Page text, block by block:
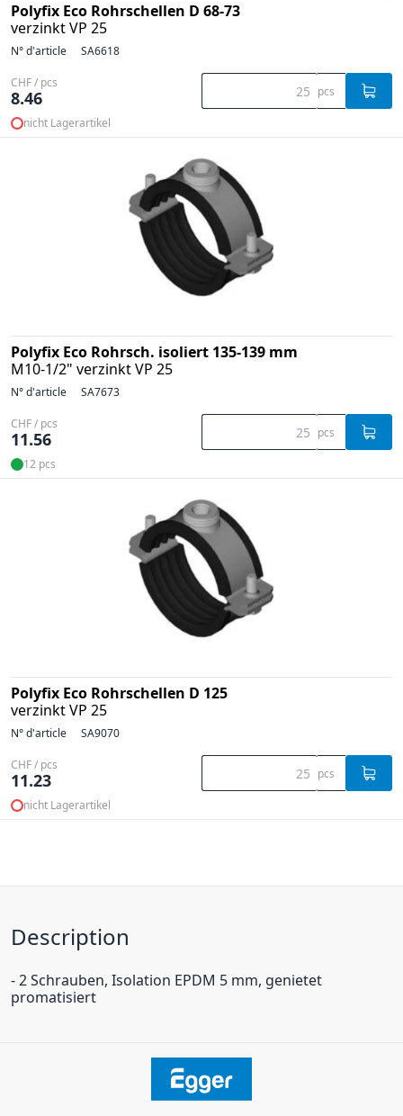
Polyfix Eco Rohrschellen D 68-73
verzinkt VP 25
N° d'article SA6618
CHF / pcs
8.46 pcs
nicht Lagerartikel
Polyfix Eco Rohrsch. isoliert 135-139 mm
M10-1/2" verzinkt VP 25
N° d'article SA7673
CHF / pcs
11.56 pcs
12 pcs
Polyfix Eco Rohrschellen D 125
verzinkt VP 25
N° d'article SA9070
CHF / pcs
11.23 pcs
nicht Lagerartikel
Description
- 2 Schrauben, Isolation EPDM 5 mm, genietet
promatisiert